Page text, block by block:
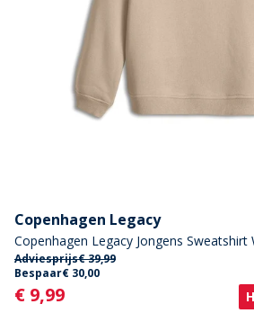
Copenhagen Legacy
Copenhagen Legacy Jongens Sweatshirt
Adviesprijs€ 39,99
Bespaar€ 30,00
Current
€ 9,99